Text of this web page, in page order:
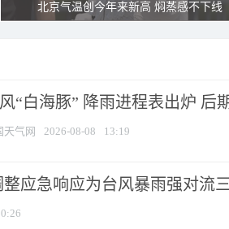
北京气温创今年来新高 焖蒸感不下线
“白海豚” 降雨进程表出炉 后
天气网 2026-08-08 13:19
应急响应为台风暴雨强对流